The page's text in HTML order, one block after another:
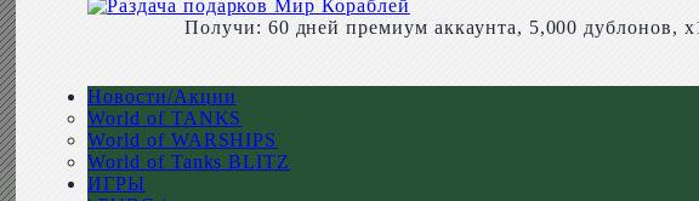
Получи: 60 дней премиум аккаунта, 5,000 дублонов,
Новости/Акции
World of TANKS
World of WARSHIPS
World of Tanks BLITZ
ИГРЫ